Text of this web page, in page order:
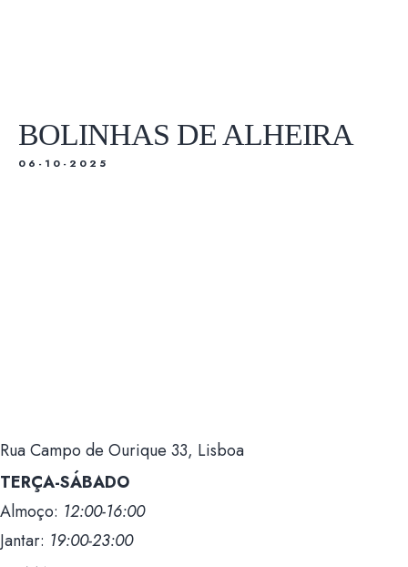
SOBRE NÓS
TASQUINHA
BOLINHAS DE ALHEIRA
06-10-2025
Rua Campo de Ourique 33, Lisboa
TERÇA-SÁBADO
Almoço: 12:00-16:00
Jantar: 19:00-23:00